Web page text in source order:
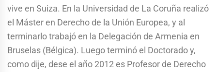
vive en Suiza. En la Universidad de La Coruña realizó
el Máster en Derecho de la Unión Europea, y al
terminarlo trabajó en la Delegación de Armenia en
Bruselas (Bélgica). Luego terminó el Doctorado y,
como dije, dese el año 2012 es Profesor de Derecho